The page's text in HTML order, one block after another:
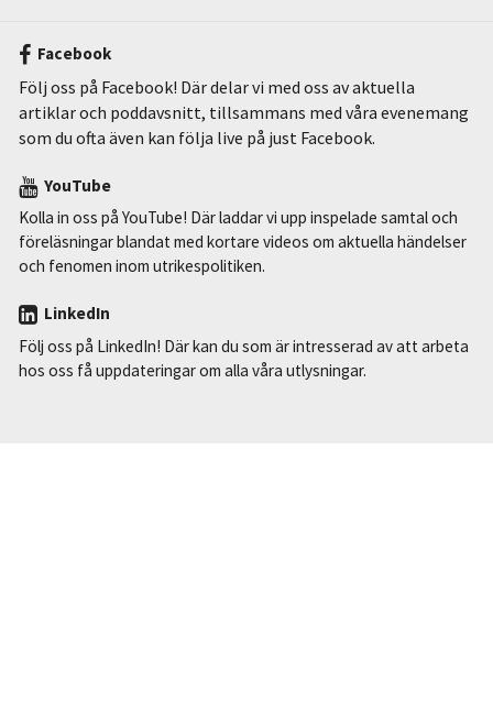
Facebook
Följ oss på Facebook! Där delar vi med oss av aktuella
artiklar och poddavsnitt, tillsammans med våra evenemang
som du ofta även kan följa live på just Facebook.
YouTube
Kolla in oss på YouTube! Där laddar vi upp inspelade samtal och
föreläsningar blandat med kortare videos om aktuella händelser
och fenomen inom utrikespolitiken.
LinkedIn
Följ oss på LinkedIn! Där kan du som är intresserad av att arbeta
hos oss få uppdateringar om alla våra utlysningar.